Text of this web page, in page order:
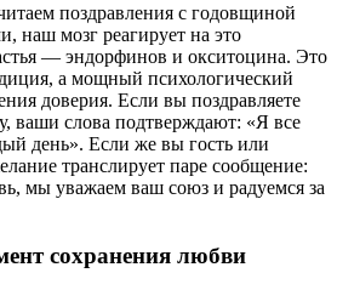
поздравления с годовщиной
наш мозг реагирует на это
— эндорфинов и окситоцина. Это
а мощный психологический
доверия. Если вы поздравляете
ваши слова подтверждают: «Я все
день». Если же вы гость или
транслирует паре сообщение:
мы уважаем ваш союз и радуемся за
сохранения любви